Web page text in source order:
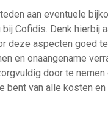
aan eventuele
Cofidis. Denk hierbij
deze aspecten goed
en onaangename
door te
bent van alle kosten